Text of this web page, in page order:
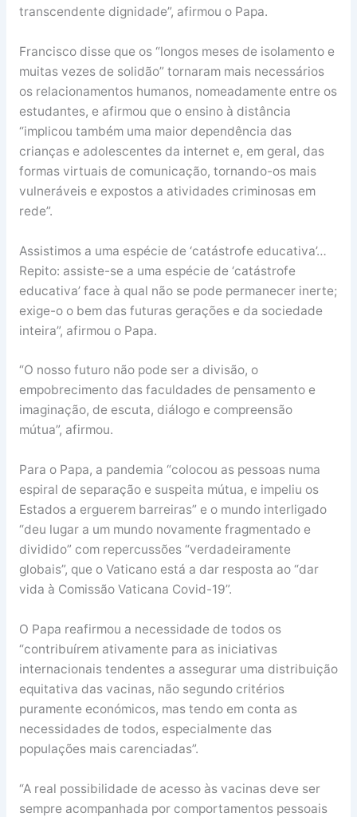
transcendente dignidade”, afirmou o Papa.
Francisco disse que os “longos meses de isolamento e
muitas vezes de solidão” tornaram mais necessários
os relacionamentos humanos, nomeadamente entre os
estudantes, e afirmou que o ensino à distância
“implicou também uma maior dependência das
crianças e adolescentes da internet e, em geral, das
formas virtuais de comunicação, tornando-os mais
vulneráveis e expostos a atividades criminosas em
rede”.
Assistimos a uma espécie de ‘catástrofe educativa’…
Repito: assiste-se a uma espécie de ‘catástrofe
educativa’ face à qual não se pode permanecer inerte;
exige-o o bem das futuras gerações e da sociedade
inteira”, afirmou o Papa.
“O nosso futuro não pode ser a divisão, o
empobrecimento das faculdades de pensamento e
imaginação, de escuta, diálogo e compreensão
mútua”, afirmou.
Para o Papa, a pandemia “colocou as pessoas numa
espiral de separação e suspeita mútua, e impeliu os
Estados a erguerem barreiras” e o mundo interligado
“deu lugar a um mundo novamente fragmentado e
dividido” com repercussões “verdadeiramente
globais”, que o Vaticano está a dar resposta ao “dar
vida à Comissão Vaticana Covid-19”.
O Papa reafirmou a necessidade de todos os
“contribuírem ativamente para as iniciativas
internacionais tendentes a assegurar uma distribuição
equitativa das vacinas, não segundo critérios
puramente económicos, mas tendo em conta as
necessidades de todos, especialmente das
populações mais carenciadas”.
“A real possibilidade de acesso às vacinas deve ser
sempre acompanhada por comportamentos pessoais